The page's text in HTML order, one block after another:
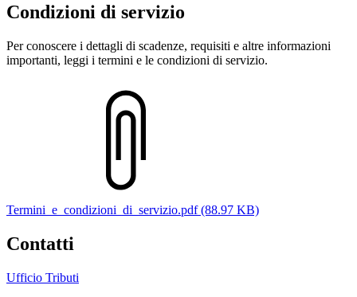
Condizioni di servizio
Per conoscere i dettagli di scadenze, requisiti e altre informazioni
importanti, leggi i termini e le condizioni di servizio.
Termini_e_condizioni_di_servizio.pdf (88.97 KB)
Contatti
Ufficio Tributi